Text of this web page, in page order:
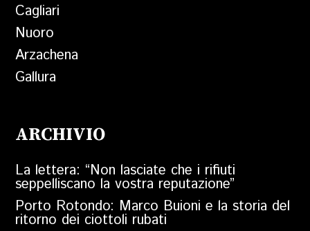
Cagliari
Nuoro
Arzachena
Gallura
ARCHIVIO
La lettera: “Non lasciate che i rifiuti
seppelliscano la vostra reputazione”
Porto Rotondo: Marco Buioni e la storia del
ritorno dei ciottoli rubati